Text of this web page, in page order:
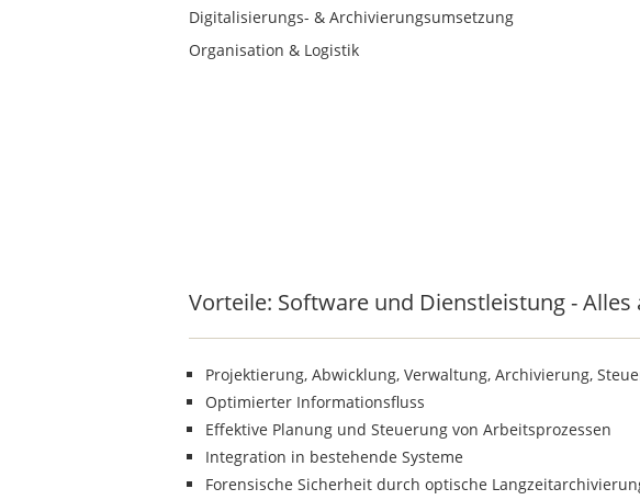
Digitalisierungs- & Archivierungsumsetzung
Organisation & Logistik
Vorteile
Vorteile: Software und Dienstleistung - Alles
Projektierung, Abwicklung, Verwaltung, Archivierung,
Optimierter Informationsfluss
Effektive Planung und Steuerung von Arbeitsprozessen
Integration in bestehende Systeme
Forensische Sicherheit durch optische